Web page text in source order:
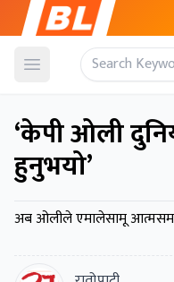
Open menu
‘केपी ओली
हुनुभयो’
अब ओलीले एमालेसामू